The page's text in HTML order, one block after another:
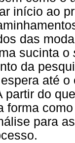
início ao
das
sucinta o
da
até
partir do
forma
para